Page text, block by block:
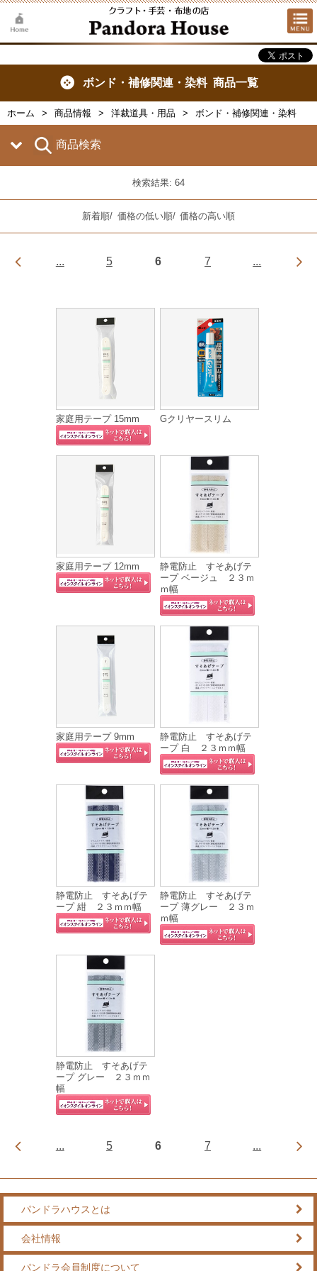
ボンド・補修関連・染料 商品一覧
ホーム 商品情報 洋裁道具・用品 ボンド・補修関連・染料
商品検索
検索結果: 64
新着順/ 価格の低い順/ 価格の高い順
... 5 6 7 ...
家庭用テープ 15mm Gクリヤースリム
家庭用テープ 12mm
静電防止 すそあげテ
ープ ベージュ ２３ｍ
ｍ幅
家庭用テープ 9mm
静電防止 すそあげテ
ープ 白 ２３ｍｍ幅
静電防止 すそあげテ
ープ 紺 ２３ｍｍ幅
静電防止 すそあげテ
ープ 薄グレー ２３ｍ
ｍ幅
静電防止 すそあげテ
ープ グレー ２３ｍｍ
幅
... 5 6 7 ...
パンドラハウスとは
会社情報
パンドラ会員制度について